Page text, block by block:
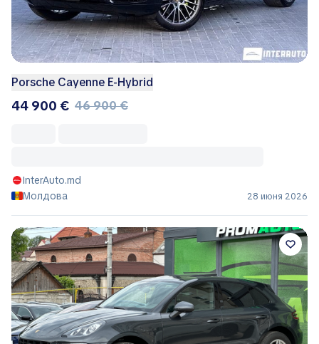
Porsche Cayenne E-Hybrid
44 900 € 46 900 €
InterAuto.md
Молдова
28 июня 2026